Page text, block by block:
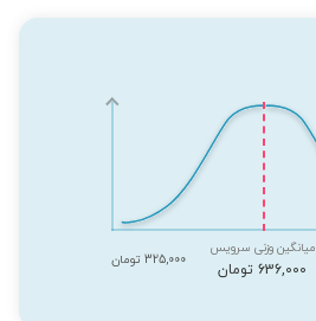
میانگین وزنی سرویس
636,000 تومان
325,000 تومان